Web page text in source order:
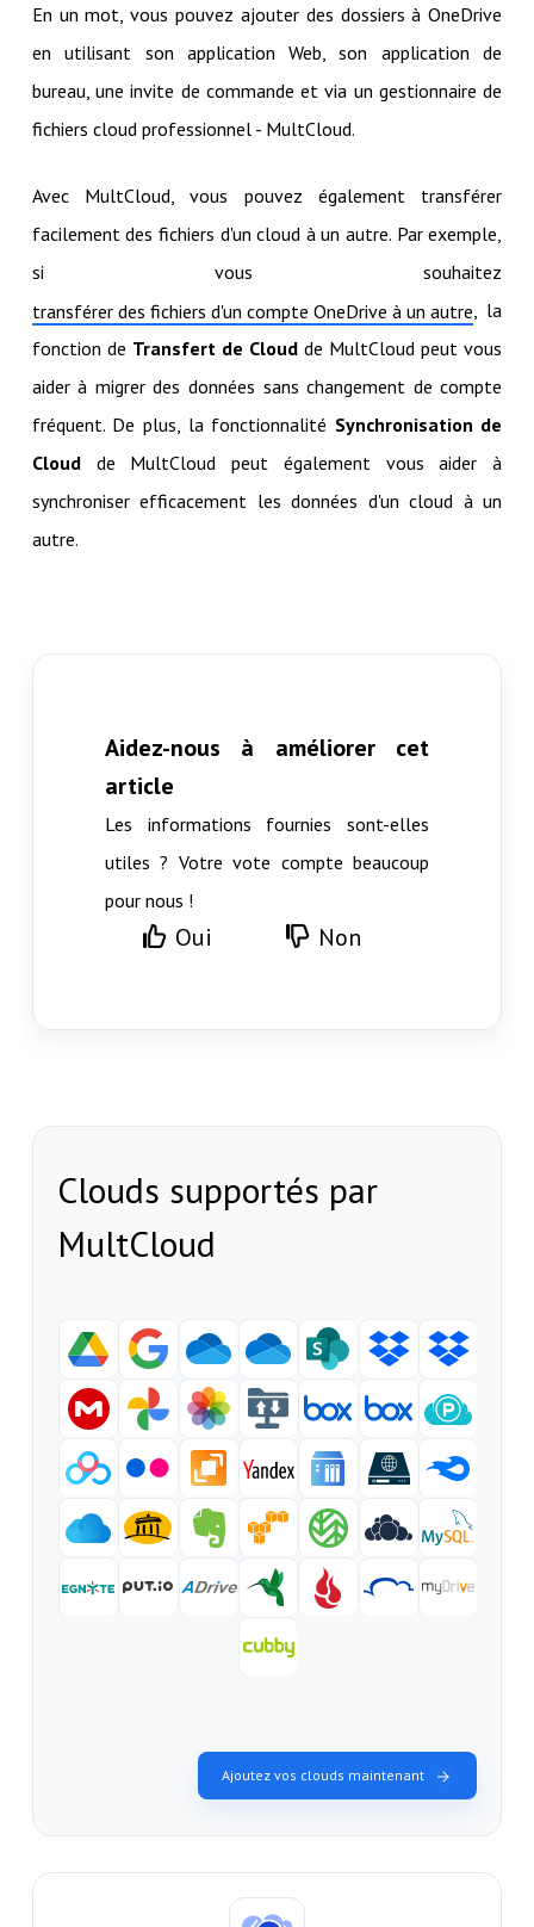
En un mot, vous pouvez ajouter des dossiers à OneDrive
en utilisant son application Web, son application de
bureau, une invite de commande et via un gestionnaire de
fichiers cloud professionnel - MultCloud.
Avec MultCloud, vous pouvez également transférer
facilement des fichiers d'un cloud à un autre. Par exemple,
si vous souhaitez
transférer des fichiers d'un compte OneDrive à un autre , la
fonction de Transfert de Cloud de MultCloud peut vous
aider à migrer des données sans changement de compte
fréquent. De plus, la fonctionnalité Synchronisation de
Cloudde MultCloud peut également vous aider à
synchroniser efficacement les données d'un cloud à un
autre.
Aidez-nous à améliorer cet
article
Les informations fournies sont-elles
utiles ? Votre vote compte beaucoup
pour nous !
Oui Non
Clouds supportés par
MultCloud
Ajoutez vos clouds maintenant